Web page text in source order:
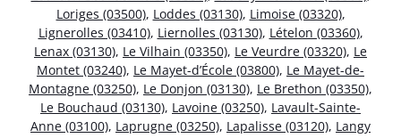
Loriges (03500), Loddes (03130), Limoise (03320),
Lignerolles (03410), Liernolles (03130), Lételon (03360),
Lenax (03130), Le Vilhain (03350), Le Veurdre (03320), Le
Montet (03240), Le Mayet-d’École (03800), Le Mayet-de-
Montagne (03250), Le Donjon (03130), Le Brethon (03350),
Le Bouchaud (03130), Lavoine (03250), Lavault-Sainte-
Anne (03100), Laprugne (03250), Lapalisse (03120), Langy